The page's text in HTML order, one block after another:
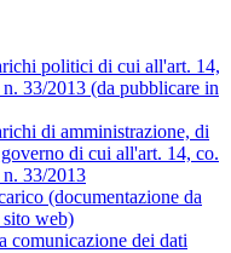
politici di cui all'art. 14,
33/2013 (da pubblicare in
di amministrazione, di
di cui all'art. 14, co.
33/2013
(documentazione da
web)
comunicazione dei dati